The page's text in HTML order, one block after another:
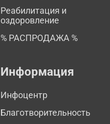
Реабилитация и
оздоровление
% РАСПРОДАЖА %
Информация
Инфоцентр
Благотворительность